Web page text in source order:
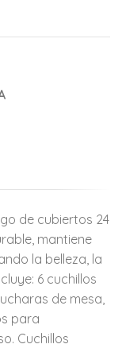
de cubiertos 24
mantiene
la belleza, la
6 cuchillos
de mesa,
para
Cuchillos